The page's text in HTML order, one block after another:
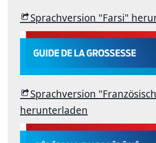
Sprachversion "Farsi"
Sprachversion
herunterladen